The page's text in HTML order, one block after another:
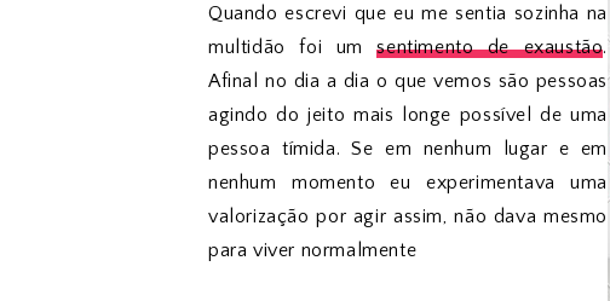
Quando escrevi que eu me sentia sozinha na
multidão foi umsentimento de exaustão.
Afinal no dia a dia o que vemos são pessoas
agindo do jeito mais longe possível de uma
pessoa tímida. Se em nenhum lugar e em
nenhum momento eu experimentava uma
valorização por agir assim, não dava mesmo
para viver normalmente